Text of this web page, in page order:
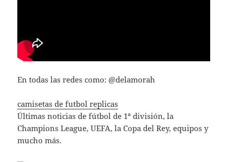
En todas las redes como: @delamorah
camisetas de futbol replicas
Últimas noticias de fútbol de 1ª división, la
Champions League, UEFA, la Copa del Rey, equipos y
mucho más.